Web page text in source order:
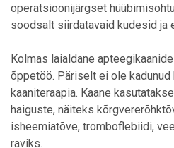
operatsioonijärgset
soodsalt siirdatavaid kudesid ja
Kolmas laialdane
õppetöö. Päriselt ei ole
kaaniteraapia. Kaane
haiguste, näiteks
isheemiatõve, tromboflebiidi,
raviks.